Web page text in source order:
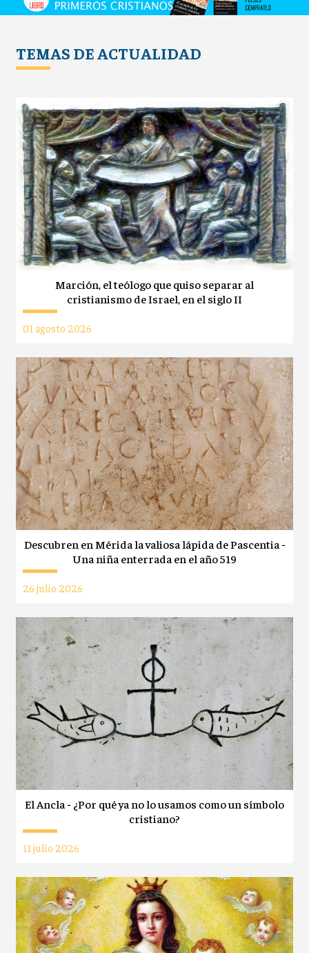
TEMAS DE ACTUALIDAD
Marción, el teólogo que quiso separar al
cristianismo de Israel, en el siglo II
01 agosto 2026
Descubren en Mérida la valiosa lápida de Pascentia -
Una niña enterrada en el año 519
26 julio 2026
El Ancla - ¿Por qué ya no lo usamos como un símbolo
cristiano?
11 julio 2026